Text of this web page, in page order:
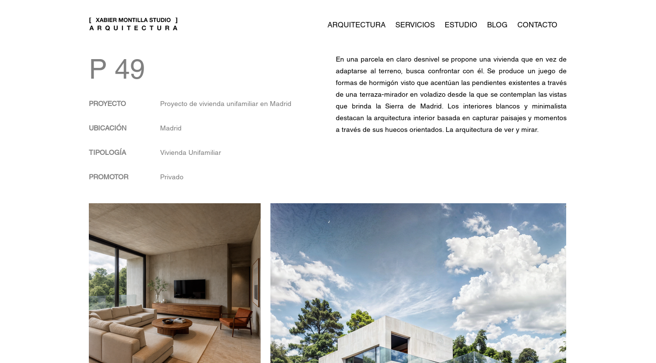
ARQUITECTURA SERVICIOS ESTUDIO BLOG CONTACTO
P 49
PROYECTO
UBICACIÓN
TIPOLOGÍA
PROMOTOR
Proyecto de vivienda unifamiliar en Madrid
Madrid
Vivienda Unifamiliar
Privado
En una parcela en claro desnivel se propone una vivienda que en vez de
adaptarse al terreno, busca confrontar con él. Se produce un juego de
formas de hormigón visto que acentúan las pendientes existentes a través
de una terraza-mirador en voladizo desde la que se contemplan las vistas
que brinda la Sierra de Madrid. Los interiores blancos y minimalista
destacan la arquitectura interior basada en capturar paisajes y momentos
a través de sus huecos orientados. La arquitectura de ver y mirar.